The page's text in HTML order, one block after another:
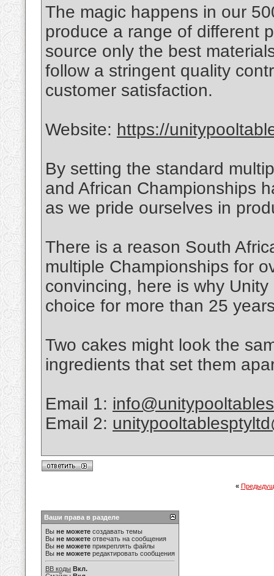
The magic happens in our
produce a range of different
source only the best
follow a stringent quality
customer satisfaction.
Website: https://
By setting the standard
and African Championships
as we pride ourselves in
There is a reason South
multiple Championships for
convincing, here is why
choice for more than 25
Two cakes might look the
ingredients that set them
Email 1:
Email 2:
«
Ваши права в разделе
Вы не можете создавать темы
Вы не можете отвечать на сообщения
Вы не можете прикреплять файлы
Вы не можете редактировать сообщения
BB коды Вкл.